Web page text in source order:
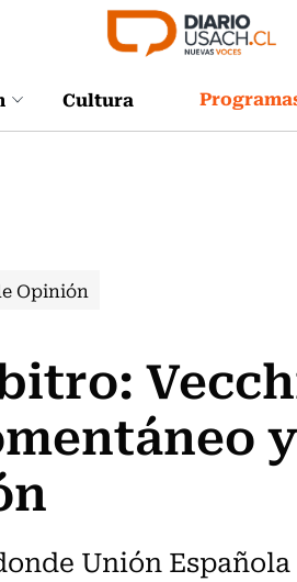
Cultura
Opinión
y
Unión